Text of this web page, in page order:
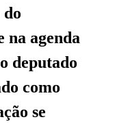
do
na agenda
deputado
como
se